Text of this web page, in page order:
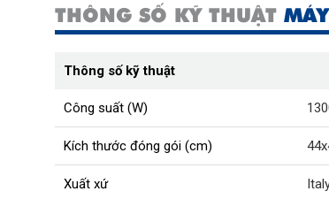
THÔNG SỐ KỸ THUẬT
Thông số kỹ thuật
Công suất (W)
Kích thước đóng gói (cm)
Xuất xứ